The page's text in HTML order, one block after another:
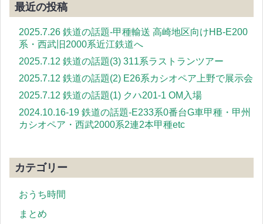
最近の投稿
2025.7.26 鉄道の話題-甲種輸送 高崎地区向けHB-E200
系・西武旧2000系近江鉄道へ
2025.7.12 鉄道の話題(3) 311系ラストランツアー
2025.7.12 鉄道の話題(2) E26系カシオペア上野で展示会
2025.7.12 鉄道の話題(1) クハ201-1 OM入場
2024.10.16-19 鉄道の話題-E233系0番台G車甲種・甲州
カシオペア・西武2000系2連2本甲種etc
カテゴリー
おうち時間
まとめ